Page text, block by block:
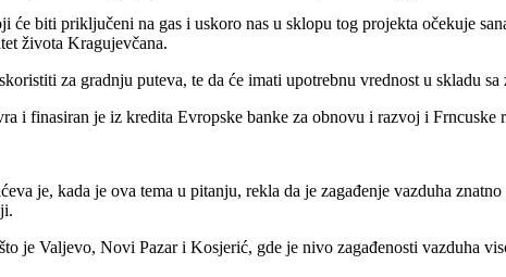
biti priključeni na gas i uskoro nas u sklopu tog projekta očekuje
života Kragujevčana.
za gradnju puteva, te da će imati upotrebnu vrednost u skladu
i finasiran je iz kredita Evropske banke za obnovu i razvoj i Frncuske
je, kada je ova tema u pitanju, rekla da je zagađenje vazduha
je Valjevo, Novi Pazar i Kosjerić, gde je nivo zagađenosti vazduha